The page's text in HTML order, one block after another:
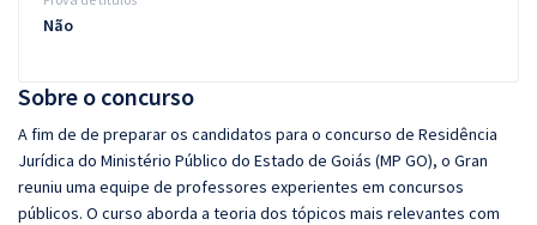
Sobre o concurso
A fim de de preparar os candidatos para o concurso de Residência
Jurídica do Ministério Público do Estado de Goiás (MP GO), o Gran
reuniu uma equipe de professores experientes em concursos
públicos. O curso aborda a teoria dos tópicos mais relevantes com
Não